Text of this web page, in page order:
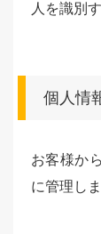
人を識別
個人情
お客様か
に管理しま